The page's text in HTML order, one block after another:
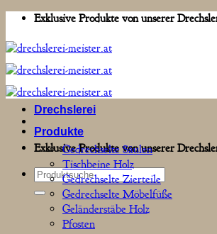
Zum
springen
Exklusive Produkte von unserer
Exklusive Produkte von unserer
Suchen
nach:
Drechslerei
Produkte
Gedrechselte Säulen
Tischbeine Holz
Gedrechselte Zierteile
Gedrechselte Möbelfüße
Geländerstäbe Holz
Pfosten